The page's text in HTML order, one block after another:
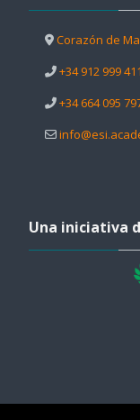
Corazón de
+34 912 999 411
+34 664 095
Una iniciativa
Salta Ayuda